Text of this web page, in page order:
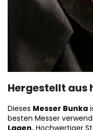
Hergestellt
Dieses Messer Bunka
besten Messer